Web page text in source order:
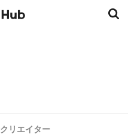
クリエイター